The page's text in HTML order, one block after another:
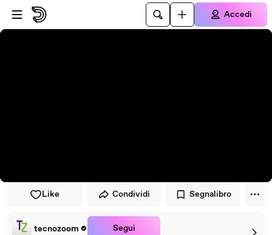
Vai al lettore
Passa al contenuto principale
Accedi
Like Condividi Segnalibro
tecnozoom Segui